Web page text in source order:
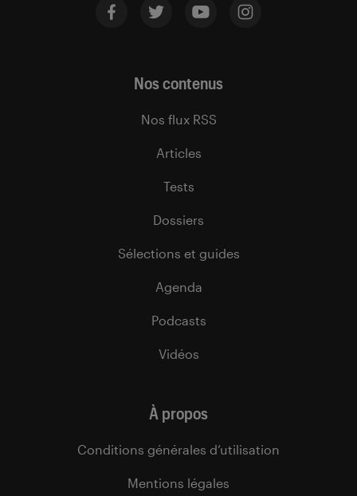
Nos contenus
Nos flux RSS
Articles
Tests
Dossiers
Sélections et guides
Agenda
Podcasts
Vidéos
À propos
Conditions générales d’utilisation
Mentions légales